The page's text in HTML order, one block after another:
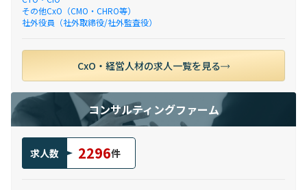
その他CxO（CMO・CHRO等）
社外役員（社外取締役/社外監査役）
CxO・経営人材の求人一覧を見る
コンサルティングファーム
求人数 2296件